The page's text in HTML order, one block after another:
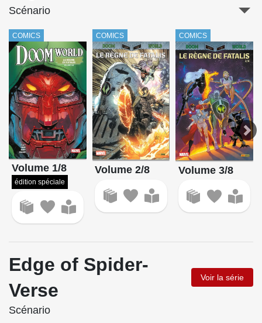
Scénario
COMICS
Volume 1/8
édition spéciale
COMICS
Volume 2/8
COMICS
Volume 3/8
Edge of Spider-
Verse
Voir la série
Scénario